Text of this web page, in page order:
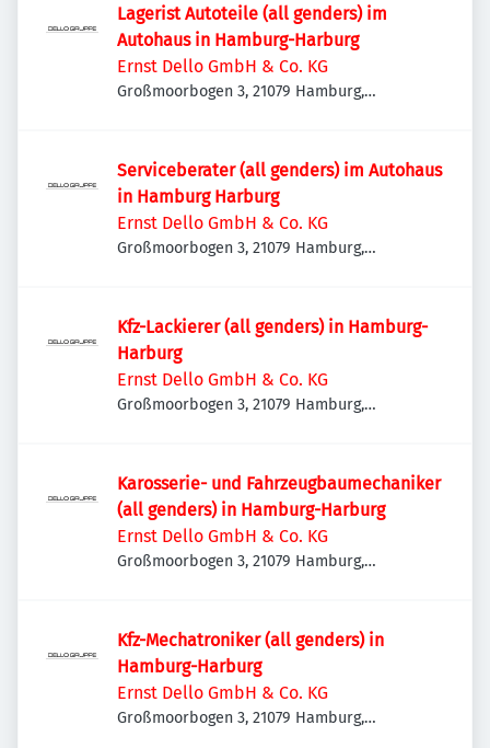
Lagerist Autoteile (all genders) im
Autohaus in Hamburg-Harburg
Ernst Dello GmbH & Co. KG
Großmoorbogen 3, 21079 Hamburg,
Serviceberater (all genders) im Autohaus
in Hamburg Harburg
Ernst Dello GmbH & Co. KG
Großmoorbogen 3, 21079 Hamburg,
Kfz-Lackierer (all genders) in Hamburg-
Harburg
Ernst Dello GmbH & Co. KG
Großmoorbogen 3, 21079 Hamburg,
Karosserie- und Fahrzeugbaumechaniker
(all genders) in Hamburg-Harburg
Ernst Dello GmbH & Co. KG
Großmoorbogen 3, 21079 Hamburg,
Kfz-Mechatroniker (all genders) in
Hamburg-Harburg
Ernst Dello GmbH & Co. KG
Großmoorbogen 3, 21079 Hamburg,